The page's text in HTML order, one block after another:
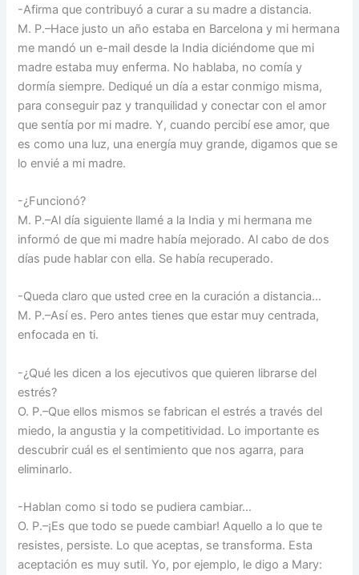
-Afirma que contribuyó a curar a su madre a distancia.
M. P.–Hace justo un año estaba en Barcelona y mi hermana
me mandó un e-mail desde la India diciéndome que mi
madre estaba muy enferma. No hablaba, no comía y
dormía siempre. Dediqué un día a estar conmigo misma,
para conseguir paz y tranquilidad y conectar con el amor
que sentía por mi madre. Y, cuando percibí ese amor, que
es como una luz, una energía muy grande, digamos que se
lo envié a mi madre.
-¿Funcionó?
M. P.–Al día siguiente llamé a la India y mi hermana me
informó de que mi madre había mejorado. Al cabo de dos
días pude hablar con ella. Se había recuperado.
-Queda claro que usted cree en la curación a distancia…
M. P.–Así es. Pero antes tienes que estar muy centrada,
enfocada en ti.
-¿Qué les dicen a los ejecutivos que quieren librarse del
estrés?
O. P.–Que ellos mismos se fabrican el estrés a través del
miedo, la angustia y la competitividad. Lo importante es
descubrir cuál es el sentimiento que nos agarra, para
eliminarlo.
-Hablan como si todo se pudiera cambiar…
O. P.–¡Es que todo se puede cambiar! Aquello a lo que te
resistes, persiste. Lo que aceptas, se transforma. Esta
aceptación es muy sutil. Yo, por ejemplo, le digo a Mary: